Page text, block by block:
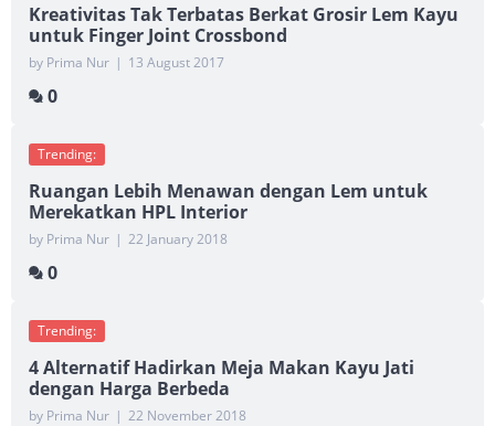
Kreativitas Tak Terbatas Berkat Grosir Lem Kayu
untuk Finger Joint Crossbond
by Prima Nur | 13 August 2017
0
Trending:
Ruangan Lebih Menawan dengan Lem untuk
Merekatkan HPL Interior
by Prima Nur | 22 January 2018
0
Trending:
4 Alternatif Hadirkan Meja Makan Kayu Jati
dengan Harga Berbeda
by Prima Nur | 22 November 2018